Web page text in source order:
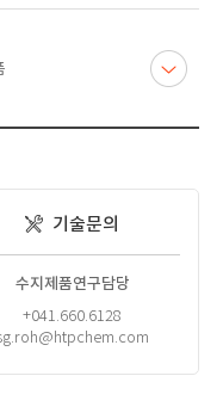
기술문의
수지제품연구담당
+041.660.6128